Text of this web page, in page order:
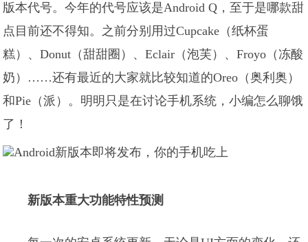
版本代号。今年的代号应该是Android Q，至于是哪款甜
点目前还不得知。之前分别用过Cupcake（纸杯蛋
糕）、Donut（甜甜圈）、Eclair（泡芙）、Froyo（冻酸
奶）……还有最近的大家就比较知道的Oreo（奥利奥）
和Pie（派）。明明只是在讨论手机系统，小编怎么聊饿
了！
新版本重大功能特性预测